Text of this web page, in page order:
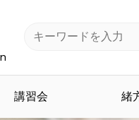
講習会 緒